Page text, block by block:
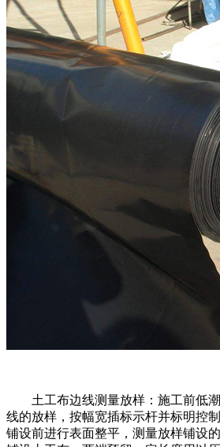
土工布边线测量放样：施工前低
线的放样，按幅宽插标示杆并标明控制点
铺设前进行表面整平，测量放样铺设的